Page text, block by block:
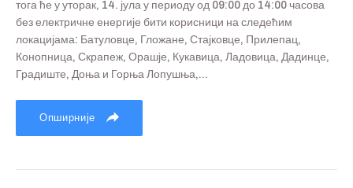
тога ће у уторак, 14. јула у периоду од 09:00 до 14:00 часова
без електричне енергије бити корисници на следећим
локацијама: Батуловце, Гложане, Стајковце, Прилепац,
Конопница, Скрапеж, Орашје, Кукавица, Ладовица, Дадинце,
Градиште, Доња и Горња Лопушња,...
Опширније